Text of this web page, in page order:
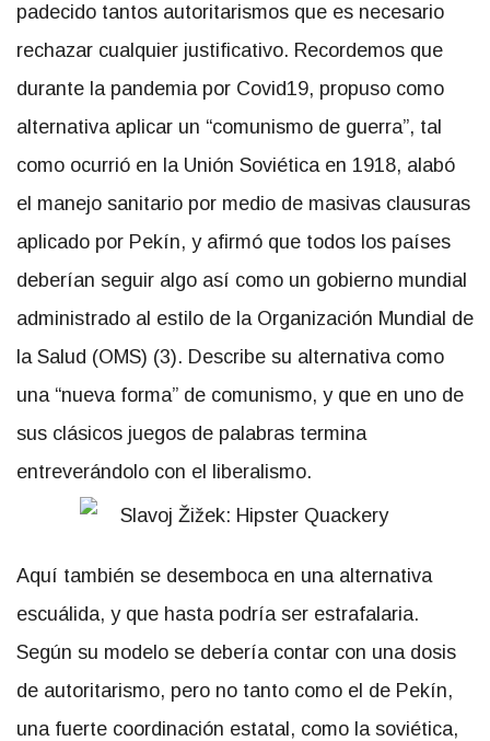
padecido tantos autoritarismos que es necesario
rechazar cualquier justificativo. Recordemos que
durante la pandemia por Covid19, propuso como
alternativa aplicar un “comunismo de guerra”, tal
como ocurrió en la Unión Soviética en 1918, alabó
el manejo sanitario por medio de masivas clausuras
aplicado por Pekín, y afirmó que todos los países
deberían seguir algo así como un gobierno mundial
administrado al estilo de la Organización Mundial de
la Salud (OMS) (3). Describe su alternativa como
una “nueva forma” de comunismo, y que en uno de
sus clásicos juegos de palabras termina
entreverándolo con el liberalismo.
Aquí también se desemboca en una alternativa
escuálida, y que hasta podría ser estrafalaria.
Según su modelo se debería contar con una dosis
de autoritarismo, pero no tanto como el de Pekín,
una fuerte coordinación estatal, como la soviética,